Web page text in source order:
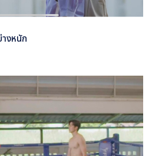
างหนัก